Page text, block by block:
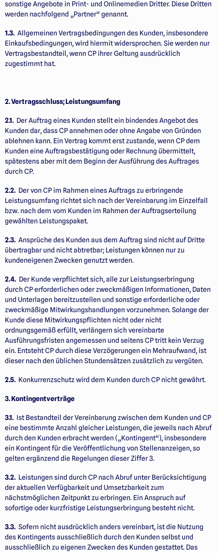
sonstige Angebote in Print- und Onlinemedien Dritter. Diese Dritten
werden nachfolgend „Partner“ genannt.
1.3. Allgemeinen Vertragsbedingungen des Kunden, insbesondere
Einkaufsbedingungen, wird hiermit widersprochen. Sie werden nur
Vertragsbestandteil, wenn CP ihrer Geltung ausdrücklich
zugestimmt hat.
2. Vertragsschluss; Leistungsumfang
2.1. Der Auftrag eines Kunden stellt ein bindendes Angebot des
Kunden dar, dass CP annehmen oder ohne Angabe von Gründen
ablehnen kann. Ein Vertrag kommt erst zustande, wenn CP dem
Kunden eine Auftrags­bestätigung oder Rechnung übermittelt,
spätestens aber mit dem Beginn der Ausführung des Auftrages
durch CP.
2.2. Der von CP im Rahmen eines Auftrags zu erbringende
Leistungsumfang richtet sich nach der Vereinbarung im Einzelfall
bzw. nach dem vom Kunden im Rahmen der Auftragserteilung
gewählten Leistungspaket.
2.3. Ansprüche des Kunden aus dem Auftrag sind nicht auf Dritte
übertragbar und nicht abtretbar; Leistungen können nur zu
kundeneigenen Zwecken genutzt werden.
2.4. Der Kunde verpflichtet sich, alle zur Leistungserbringung
durch CP erforderlichen oder zweckmäßigen Informationen, Daten
und Unterlagen bereitzustellen und sonstige erforderliche oder
zweckmäßige Mitwirkungs­handlungen vorzunehmen. Solange der
Kunde diese Mitwirkungspflichten nicht oder nicht
ordnungsgemäß erfüllt, verlängern sich vereinbarte
Ausführungsfristen angemessen und seitens CP tritt kein Verzug
ein. Entsteht CP durch diese Verzögerungen ein Mehraufwand, ist
dieser nach den üblichen Stundensätzen zusätzlich zu vergüten.
2.5. Konkurrenzschutz wird dem Kunden durch CP nicht gewährt.
3. Kontingentverträge
3.1. Ist Bestandteil der Vereinbarung zwischen dem Kunden und CP
eine bestimmte Anzahl gleicher Leis­tungen, die jeweils nach Abruf
durch den Kunden erbracht werden („Kontingent“), insbesondere
ein Kon­tin­gent für die Veröffentlichung von Stellenanzeigen, so
gelten ergänzend die Regelungen dieser Ziffer 3.
3.2. Leistungen sind durch CP nach Abruf unter Berücksichtigung
der aktuellen Verfügbarkeit und Umsetzbarkeit zum
nächstmöglichen Zeitpunkt zu erbringen. Ein Anspruch auf
sofortige oder kurzfristige Leistungserbringung besteht nicht.
3.3. Sofern nicht ausdrücklich anders vereinbart, ist die Nutzung
des Kontingents ausschließlich durch den Kunden selbst und
ausschließlich zu eigenen Zwecken des Kunden gestattet. Das